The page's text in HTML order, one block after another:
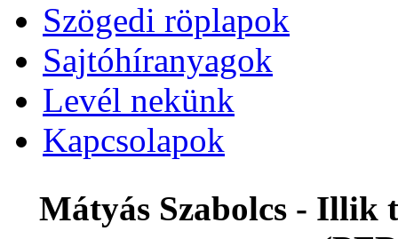
Szögedi röplapok
Sajtóhíranyagok
Levél nekünk
Kapcsolapok
Mátyás Szabolcs - Illik